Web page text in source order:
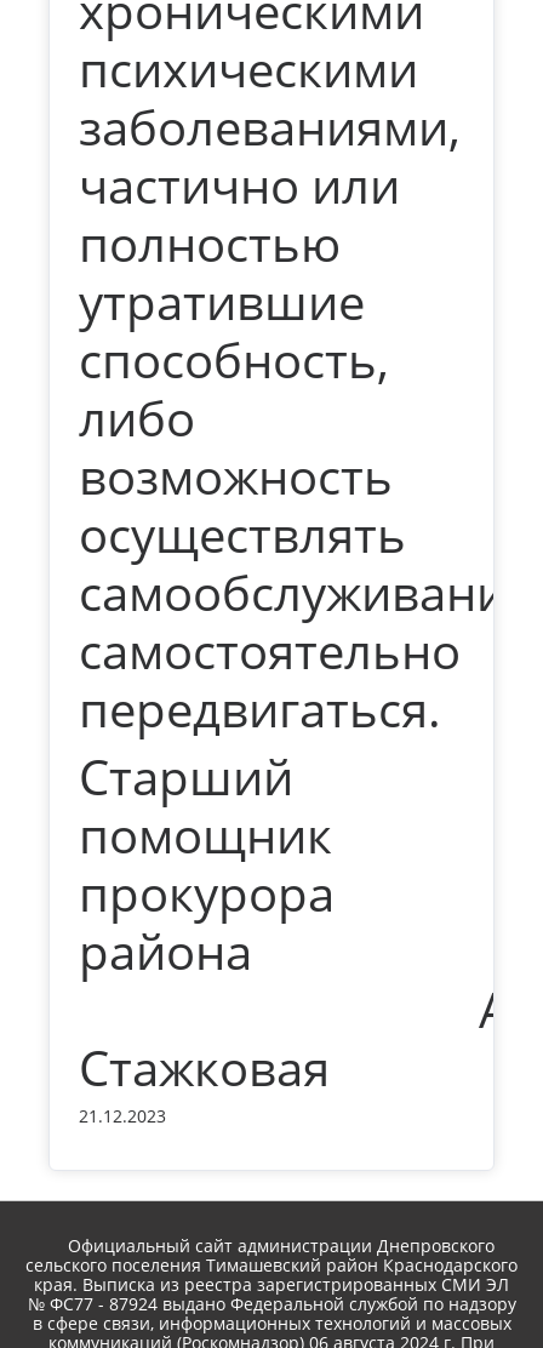
психическими
заболеваниями,
частично или
полностью
утратившие
способность,
либо
возможность
осуществлять
самостоятельно
передвигаться.
Старший
помощник
прокурора
района
Стажковая
21.12.2023
Официальный сайт администрации Днепровского
сельского поселения Тимашевский район Краснодарского
края. Выписка из реестра зарегистрированных СМИ ЭЛ
№ ФС77 - 87924 выдано Федеральной службой по надзору
в сфере связи, информационных технологий и массовых
коммуникаций (Роскомнадзор) 06 августа 2024 г. При